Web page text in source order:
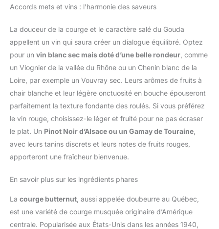
Accords mets et vins : l’harmonie des saveurs
La douceur de la courge et le caractère salé du Gouda
appellent un vin qui saura créer un dialogue équilibré. Optez
pour un vin blanc sec mais doté d’une belle rondeur , comme
un Viognier de la vallée du Rhône ou un Chenin blanc de la
Loire, par exemple un Vouvray sec. Leurs arômes de fruits à
chair blanche et leur légère onctuosité en bouche épouseront
parfaitement la texture fondante des roulés. Si vous préférez
le vin rouge, choisissez-le léger et fruité pour ne pas écraser
le plat. Un Pinot Noir d’Alsace ou un Gamay de Touraine
avec leurs tanins discrets et leurs notes de fruits rouges,
apporteront une fraîcheur bienvenue.
En savoir plus sur les ingrédients phares
La courge butternut , aussi appelée doubeurre au Québec,
est une variété de courge musquée originaire d’Amérique
centrale. Popularisée aux États-Unis dans les années 1940,